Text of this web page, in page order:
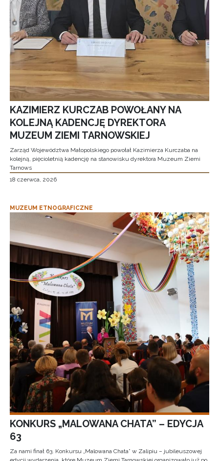
KAZIMIERZ KURCZAB POWOŁANY NA
KOLEJNĄ KADENCJĘ DYREKTORA
MUZEUM ZIEMI TARNOWSKIEJ
Zarząd Województwa Małopolskiego powołał Kazimierza Kurczaba na
kolejną, pięcioletnią kadencję na stanowisku dyrektora Muzeum Ziemi
Tarnows
18 czerwca, 2026
MUZEUM ETNOGRAFICZNE
KONKURS „MALOWANA CHATA” – EDYCJA
63
Za nami finał 63. Konkursu „Malowana Chata” w Zalipiu – jubileuszowej